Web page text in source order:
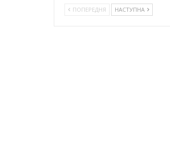
ПОПЕРЕДНЯ НАСТУПНА